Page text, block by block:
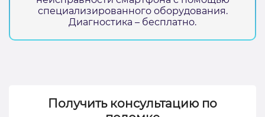
специализированного оборудования.
Диагностика – бесплатно.
Получить консультацию по